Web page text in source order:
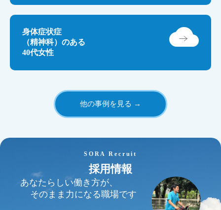
身体症状症
（精神科）のある
40代女性
他の事例を見る →
SORA Recruit
採用情報
あなたらしい働き方が、
そのまま力になる職場です